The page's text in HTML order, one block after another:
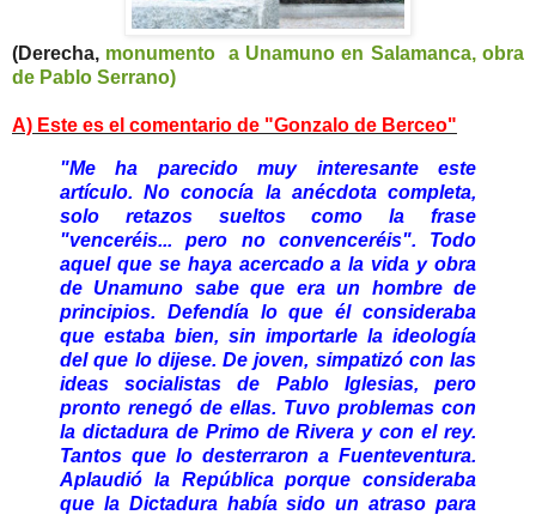
(Derecha, monumento a Unamuno en Salamanca, obra
de Pablo Serrano)
A) Este es el comentario de "Gonzalo de Berceo"
"Me ha parecido muy interesante este
artículo. No conocía la anécdota completa,
solo retazos sueltos como la frase
"venceréis... pero no convenceréis". Todo
aquel que se haya acercado a la vida y obra
de Unamuno sabe que era un hombre de
principios. Defendía lo que él consideraba
que estaba bien, sin importarle la ideología
del que lo dijese. De joven, simpatizó con las
ideas socialistas de Pablo Iglesias, pero
pronto renegó de ellas. Tuvo problemas con
la dictadura de Primo de Rivera y con el rey.
Tantos que lo desterraron a Fuenteventura.
Aplaudió la República porque consideraba
que la Dictadura había sido un atraso para